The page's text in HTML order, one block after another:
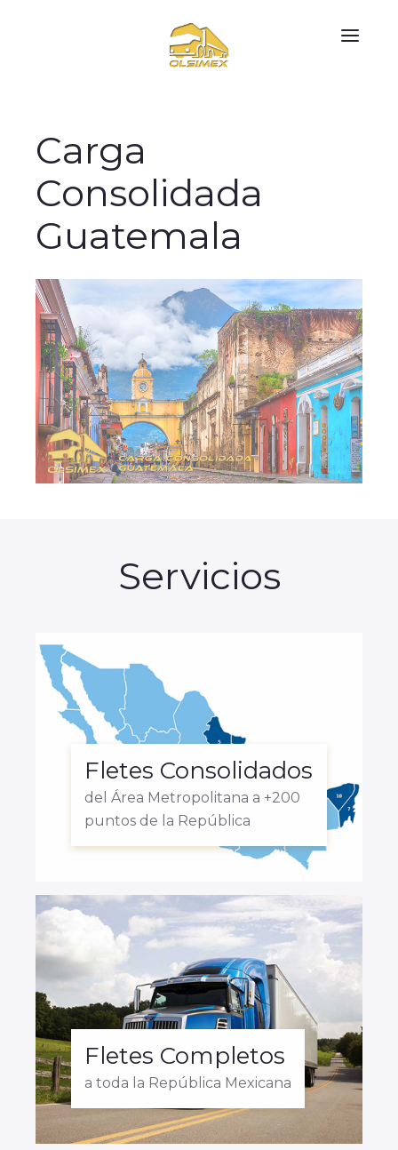
Carga
Consolidada
Guatemala
Servicios
Fletes Consolidados
del Área Metropolitana a +200
puntos de la República
Fletes Completos
a toda la República Mexicana